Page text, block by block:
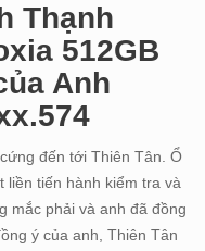
Thạnh
512GB
Anh
đến tới Thiên Tân. Ổ
liền tiến hành kiểm tra và
mắc phải và anh đã đồng
ý của anh, Thiên Tân